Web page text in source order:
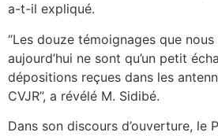
a-t-il expliqué.
“Les douze témoignages que
aujourd’hui ne sont qu’un petit
dépositions reçues dans les
CVJR”, a révélé M. Sidibé.
Dans son discours d’ouverture, le